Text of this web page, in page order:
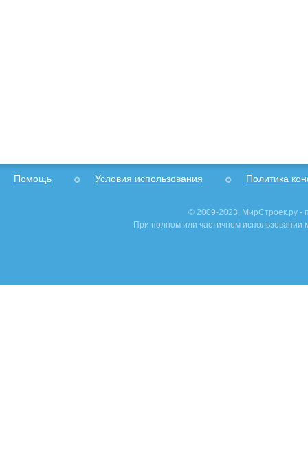
Помощь Условия использования Политика
© 2009-2023, МирСтроек.ру -
При полном или частичном использовании